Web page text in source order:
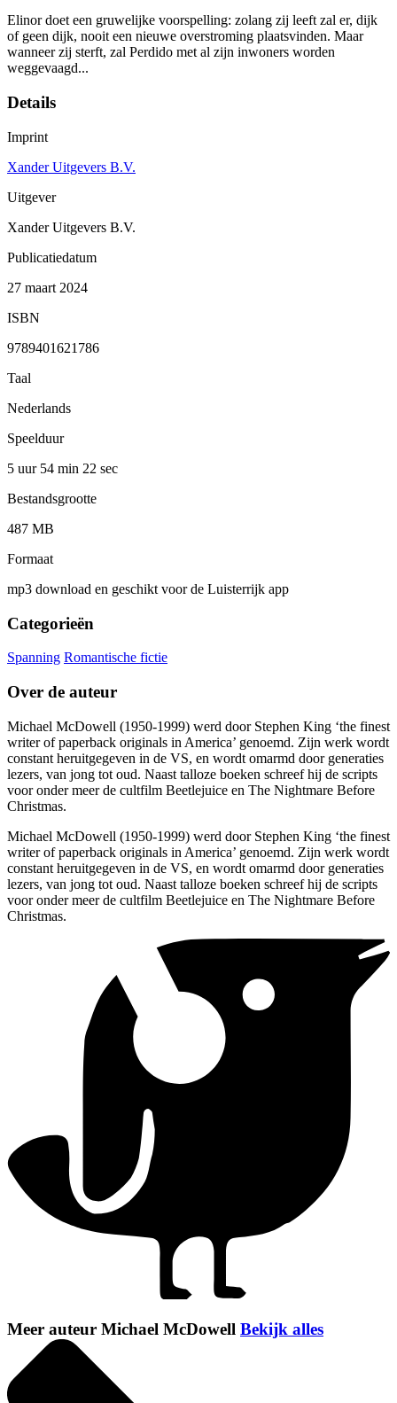
Elinor doet een gruwelijke voorspelling: zolang zij leeft zal er, dijk
of geen dijk, nooit een nieuwe overstroming plaatsvinden. Maar
wanneer zij sterft, zal Perdido met al zijn inwoners worden
weggevaagd...
Details
Imprint
Xander Uitgevers B.V.
Uitgever
Xander Uitgevers B.V.
Publicatiedatum
27 maart 2024
ISBN
9789401621786
Taal
Nederlands
Speelduur
5 uur 54 min 22 sec
Bestandsgrootte
487 MB
Formaat
mp3 download en geschikt voor de Luisterrijk app
Categorieën
Spanning Romantische fictie
Over de auteur
Michael McDowell (1950-1999) werd door Stephen King ‘the finest
writer of paperback originals in America’ genoemd. Zijn werk wordt
constant heruitgegeven in de VS, en wordt omarmd door generaties
lezers, van jong tot oud. Naast talloze boeken schreef hij de scripts
voor onder meer de cultfilm Beetlejuice en The Nightmare Before
Christmas.
Michael McDowell (1950-1999) werd door Stephen King ‘the finest
writer of paperback originals in America’ genoemd. Zijn werk wordt
constant heruitgegeven in de VS, en wordt omarmd door generaties
lezers, van jong tot oud. Naast talloze boeken schreef hij de scripts
voor onder meer de cultfilm Beetlejuice en The Nightmare Before
Christmas.
Meer auteur Michael McDowell Bekijk alles